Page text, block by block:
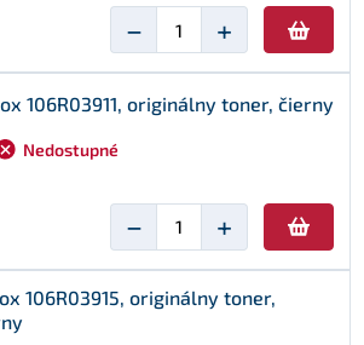
− +
106R03911, originálny toner, čierny
Nedostupné
− +
106R03915, originálny toner,